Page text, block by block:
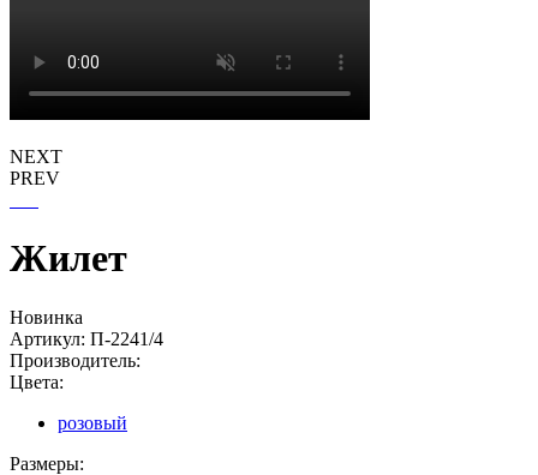
NEXT
PREV
Жилет
Новинка
Артикул: П-2241/4
Производитель:
Цвета:
розовый
Размеры: